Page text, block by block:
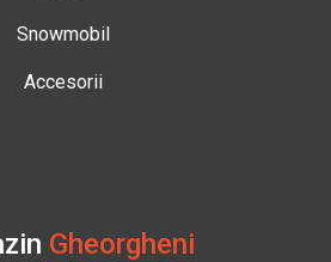
Snowmobil
Accesorii
Gheorgheni